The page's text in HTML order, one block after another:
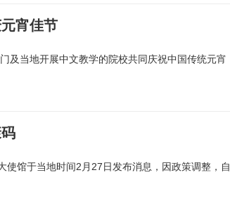
宵佳节
及当地开展中文教学的院校共同庆祝中国传统元宵
馆于当地时间2月27日发布消息，因政策调整，自